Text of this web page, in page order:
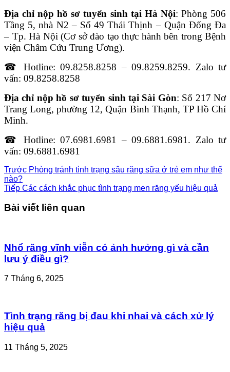
Địa chỉ nộp hồ sơ tuyển sinh tại Hà Nội: Phòng 506
Tầng 5, nhà N2 – Số 49 Thái Thịnh – Quận Đống Đa
– Tp. Hà Nội (Cơ sở đào tạo thực hành bên trong Bệnh
viện Châm Cứu Trung Ương).
☎ Hotline: 09.8258.8258 – 09.8259.8259. Zalo tư
vấn: 09.8258.8258
Địa chỉ nộp hồ sơ tuyển sinh tại Sài Gòn: Số 217 Nơ
Trang Long, phường 12, Quận Bình Thạnh, TP Hồ Chí
Minh.
☎ Hotline: 07.6981.6981 – 09.6881.6981. Zalo tư
vấn: 09.6881.6981
Trước Phòng tránh tình trạng sâu răng sữa ở trẻ em như thế
nào?
Tiếp Các cách khắc phục tình trạng men răng yếu hiệu quả
Bài viết liên quan
Nhổ răng vĩnh viễn có ảnh hưởng gì và cần
lưu ý điều gì?
7 Tháng 6, 2025
Tình trạng răng bị đau khi nhai và cách xử lý
hiệu quả
11 Tháng 5, 2025